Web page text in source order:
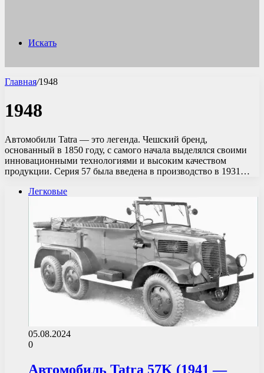
Искать
Главная/1948
1948
Автомобили Tatra — это легенда. Чешский бренд,
основанный в 1850 году, с самого начала выделялся своими
инновационными технологиями и высоким качеством
продукции. Серия 57 была введена в производство в 1931…
Легковые
05.08.2024
0
Автомобиль Tatra 57K (1941 —